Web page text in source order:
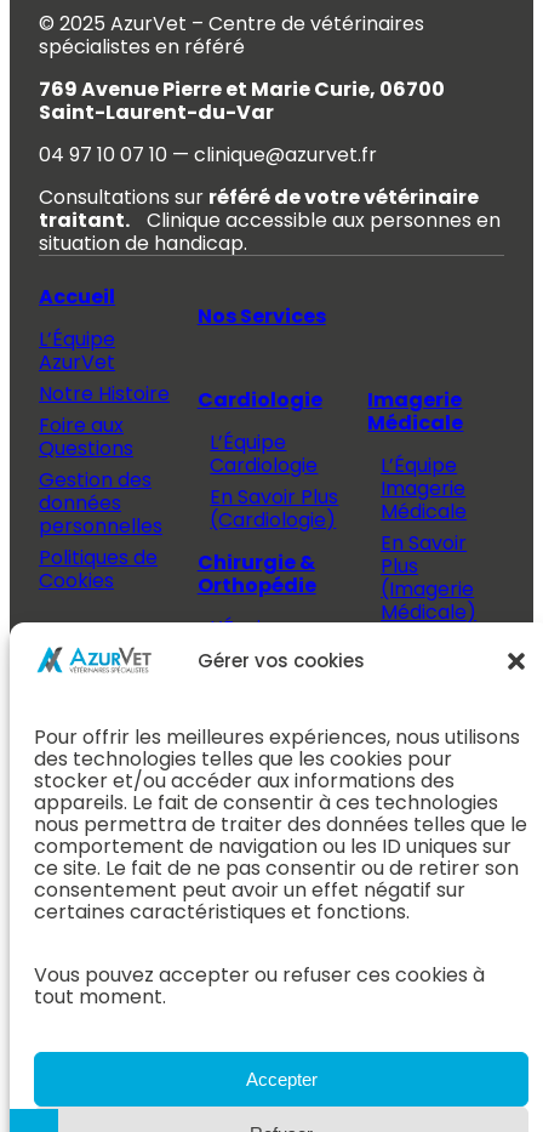
Gérer vos cookies
Pour offrir les meilleures expériences, nous utilisons
des technologies telles que les cookies pour
stocker et/ou accéder aux informations des
appareils. Le fait de consentir à ces technologies
nous permettra de traiter des données telles que le
comportement de navigation ou les ID uniques sur
ce site. Le fait de ne pas consentir ou de retirer son
consentement peut avoir un effet négatif sur
certaines caractéristiques et fonctions.
Vous pouvez accepter ou refuser ces cookies à
tout moment.
Accepter
© 2025 AzurVet – Centre de vétérinaires
spécialistes en référé
769 Avenue Pierre et Marie Curie, 06700
Saint-Laurent-du-Var
04 97 10 07 10 — clinique@azurvet.fr
Consultations sur référé de votre vétérinaire
traitant. Clinique accessible aux personnes en
situation de handicap.
Accueil
L’Équipe
AzurVet
Notre Histoire
Foire aux
Questions
Gestion des
données
personnelles
Politiques de
Cookies
Propriétaire
Prendre
rendez-vous
Après mon
rendez-vous
Espace
Vétérinaire
cas
Nous rejoindre
AzurVet
Nos Services
Cardiologie
L’Équipe
Cardiologie
En Savoir Plus
(Cardiologie)
Chirurgie &
Orthopédie
L’Équipe
Chirurgie &
Orthopédie
(Chirurgie &
Orthopédie)
Dentisterie &
ORL
L’Équipe
Dentisterie &
ORL
(Dentisterie &
ORL)
L’Équipe
Hospitalisation
En Savoir Plus
Imagerie
Médicale
L’Équipe
Imagerie
Médicale
En Savoir
Plus
(Imagerie
Médicale)
Médecine
Interne
En Savoir
Plus
(Médecine
Interne)
Neurologie
Neurologie
(Neurologie)